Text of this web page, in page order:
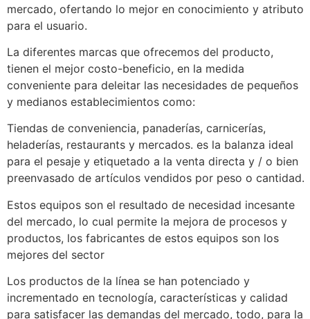
mercado, ofertando lo mejor en conocimiento y atributo
para el usuario.
La diferentes marcas que ofrecemos del producto,
tienen el mejor costo-beneficio, en la medida
conveniente para deleitar las necesidades de pequeños
y medianos establecimientos como:
Tiendas de conveniencia, panaderías, carnicerías,
heladerías, restaurants y mercados. es la balanza ideal
para el pesaje y etiquetado a la venta directa y / o bien
preenvasado de artículos vendidos por peso o cantidad.
Estos equipos son el resultado de necesidad incesante
del mercado, lo cual permite la mejora de procesos y
productos, los fabricantes de estos equipos son los
mejores del sector
Los productos de la línea se han potenciado y
incrementado en tecnología, características y calidad
para satisfacer las demandas del mercado, todo, para la